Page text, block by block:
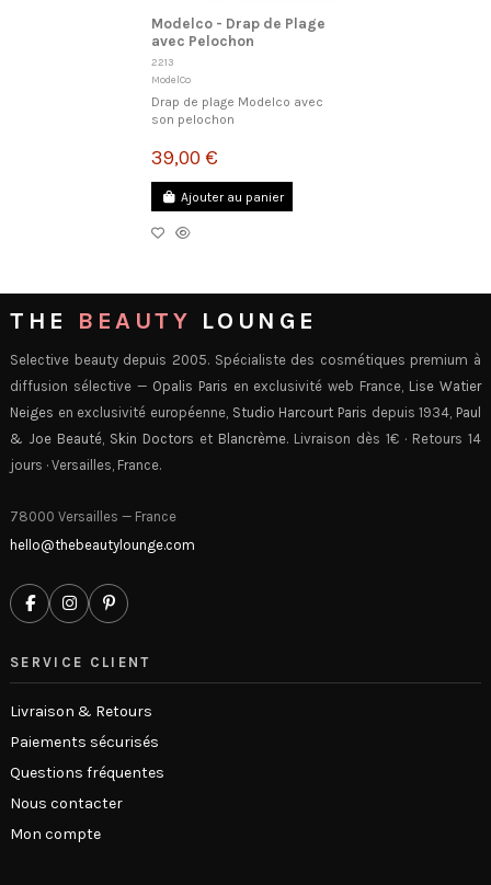
Modelco - Drap de Plage
avec Pelochon
2213
ModelCo
Drap de plage Modelco avec
son pelochon
39,00 €
Ajouter au panier
THE BEAUTY LOUNGE
Selective beauty depuis 2005. Spécialiste des cosmétiques premium à
diffusion sélective — Opalis Paris en exclusivité web France, Lise Watier
Neiges en exclusivité européenne, Studio Harcourt Paris depuis 1934, Paul
& Joe Beauté Skin Doctors et Blancrème. Livraison dès 1€ · Retours 14
jours · Versailles, France.
78000 Versailles — France
hello@thebeautylounge.com
SERVICE CLIENT
Livraison & Retours
Paiements sécurisés
Questions fréquentes
Nous contacter
Mon compte